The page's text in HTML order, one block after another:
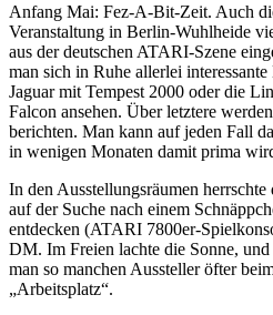
Anfang Mai: Fez-A-Bit-Zeit. Auch
Veranstaltung in Berlin-Wuhlheide
aus der deutschen ATARI-Szene
man sich in Ruhe allerlei
Jaguar mit Tempest 2000 oder die
Falcon ansehen. Über letztere
berichten. Man kann auf jeden Fall
in wenigen Monaten damit prima
In den Ausstellungsräumen
auf der Suche nach einem
entdecken (ATARI 7800er-
DM. Im Freien lachte die Sonne,
man so manchen Aussteller öfter
„Arbeitsplatz“.